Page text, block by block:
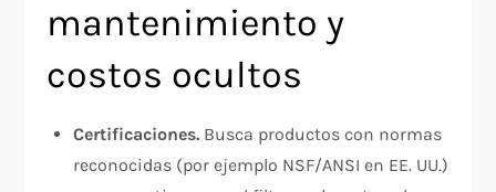
mantenimiento y
costos ocultos
Certificaciones. Busca productos con normas
reconocidas (por ejemplo NSF/ANSI en EE. UU.)